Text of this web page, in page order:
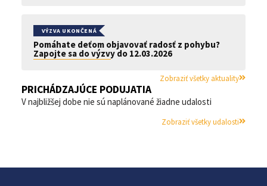
VÝZVA UKONČENÁ
Pomáhate deťom objavovať radosť z pohybu?
Zapojte sa do výzvy do 12.03.2026
Zobraziť všetky aktuality
PRICHÁDZAJÚCE PODUJATIA
V najbližšej dobe nie sú naplánované žiadne udalosti
Zobraziť všetky udalosti